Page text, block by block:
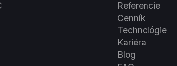
Referencie
Cenník
Technológie
Kariéra
Blog